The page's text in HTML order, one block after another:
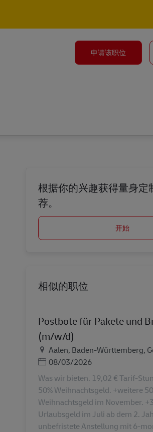
申请该职位
根据你的兴趣获得量身定
荐。
开始
相似的职位
Postbote für Pakete und
(m/w/d)
地点Aalen, Baden-Württemberg,
Posted Date
08/03/2026
Was wir bieten. 19,02 € Tarif-
50% Weihnachtsgeld. +weitere
Weihnachtsgeld im November.
Urlaubsgeld im Juli ab dem 2.
unbefristete Anstellung mit 6-